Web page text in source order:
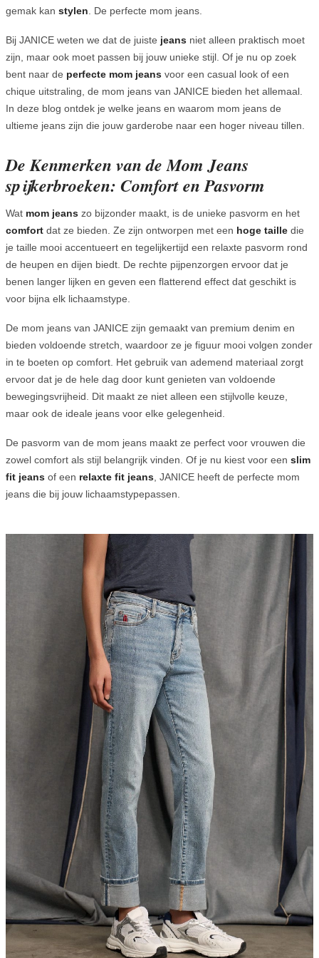
gemak kan stylen . De perfecte mom jeans.
Bij JANICE weten we dat de juiste jeans niet alleen praktisch moet
zijn, maar ook moet passen bij jouw unieke stijl. Of je nu op zoek
bent naar de perfecte mom jeans voor een casual look of een
chique uitstraling, de mom jeans van JANICE bieden het allemaal.
In deze blog ontdek je welke jeans en waarom mom jeans de
ultieme jeans zijn die jouw garderobe naar een hoger niveau tillen.
De Kenmerken van de Mom Jeans
spijkerbroeken: Comfort en Pasvorm
Wat mom jeans zo bijzonder maakt, is de unieke pasvorm en het
comfort dat ze bieden. Ze zijn ontworpen met een hoge taille die
je taille mooi accentueert en tegelijkertijd een relaxte pasvorm rond
de heupen en dijen biedt. De rechte pijpenzorgen ervoor dat je
benen langer lijken en geven een flatterend effect dat geschikt is
voor bijna elk lichaamstype.
De mom jeans van JANICE zijn gemaakt van premium denim en
bieden voldoende stretch, waardoor ze je figuur mooi volgen zonder
in te boeten op comfort. Het gebruik van ademend materiaal zorgt
ervoor dat je de hele dag door kunt genieten van voldoende
bewegingsvrijheid. Dit maakt ze niet alleen een stijlvolle keuze,
maar ook de ideale jeans voor elke gelegenheid.
De pasvorm van de mom jeans maakt ze perfect voor vrouwen die
zowel comfort als stijl belangrijk vinden. Of je nu kiest voor een slim
fit jeans of een relaxte fit jeans , JANICE heeft de perfecte mom
jeans die bij jouw lichaamstypepassen.